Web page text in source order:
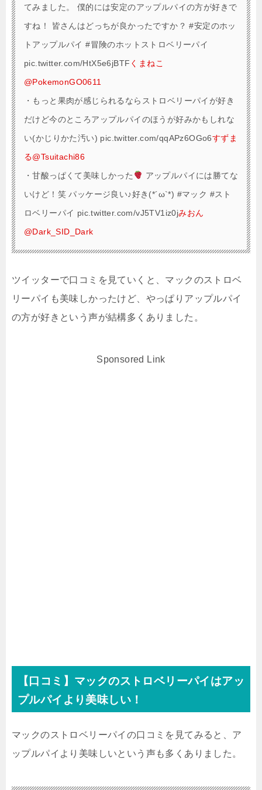
てみました。 僕的には安定のアップルパイの方が好きで
すね！ 皆さんはどっちが良かったですか？ #安定のホッ
トアップルパイ #冒険のホットストロベリーパイ
pic.twitter.com/HtX5e6jBTF くまねこ
@PokemonGO0611
・ もっと果肉が感じられるならストロベリーパイが好き
だけど今のところアップルパイのほうが好みかもしれな
い(かじりかた汚い) pic.twitter.com/qqAPz6OGo6すずま
る@Tsuitachi86
・甘酸っぱくて美味しかった
アップルパイには勝てな
いけど！笑 パッケージ良い♪好き(*´ω`*) #マック #スト
ロベリーパイ pic.twitter.com/vJ5TV1iz0jみおん
@Dark_SID_Dark
ツイッターで口コミを見ていくと、マックのストロベ
リーパイも美味しかったけど、やっぱりアップルパイ
の方が好きという声が結構多くありました。
Sponsored Link
【口コミ】マックのストロベリーパイはアッ
プルパイより美味しい！
マックのストロベリーパイの口コミを見てみると、ア
ップルパイより美味しいという声も多くありました。